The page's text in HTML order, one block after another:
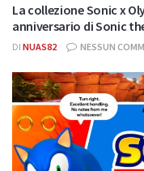
La collezione Sonic x
anniversario di Sonic
DI NUAS82 NESSUN